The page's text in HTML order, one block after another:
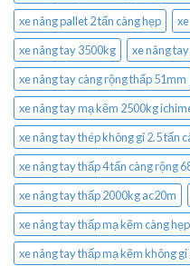
xe nâng pallet 2 tấn càng hẹp
xe nâng tay 3500kg
xe nâng
xe nâng tay càng rộng thấp 51mm
xe nâng tay mạ kẽm 2500kg
xe nâng tay thép không gỉ 2.5 tấn
xe nâng tay thấp 4 tấn càng rộng
xe nâng tay thấp 2000kg ac20m
xe nâng tay thấp mạ kẽm càng
xe nâng tay thấp mạ kẽm không